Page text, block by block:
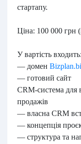
стартапу.
Ціна: 100 000 грн
У вартість входить:
— домен
— готовий сайт
CRM-система для
продажів
— власна CRM
— концепція
— структура та